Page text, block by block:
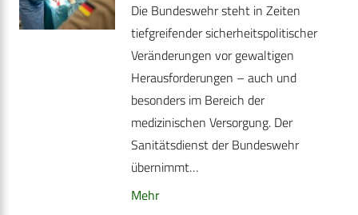
Die Bundeswehr steht in Zeiten
tiefgreifender sicherheitspolitischer
Veränderungen vor gewaltigen
Herausforderungen – auch und
besonders im Bereich der
medizinischen Versorgung. Der
Sanitätsdienst der Bundeswehr
übernimmt…
Mehr